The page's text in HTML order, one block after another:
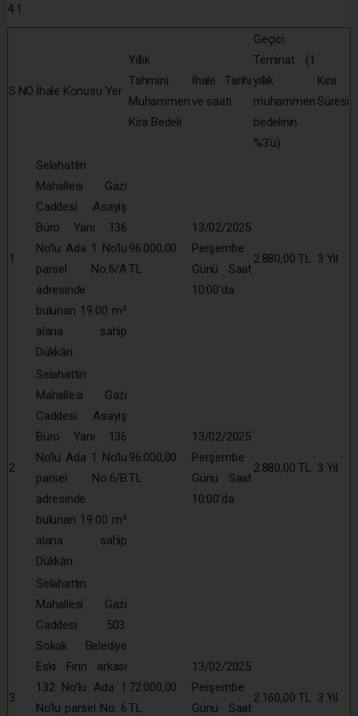
4.1
S.NO İhale Konusu Yer
Yıllık
Tahmini
Muhammen
Kira Bedeli
İhale Tarihi
ve saati
Geçici
Teminat (1
yıllık
muhammen
bedelinin
%3’ü)
Kira
Süresi
1
Selahattin
Mahallesi Gazi
Caddesi Asayiş
Büro Yanı 136
No’lu Ada 1 No’lu
parsel No:6/A
adresinde
bulunan 19.00 m²
alana sahip
Dükkân
96.000,00
TL
13/02/2025
Perşembe
Günü Saat
10:00’da
2.880,00 TL 3 Yıl
2
Selahattin
Mahallesi Gazi
Caddesi Asayiş
Büro Yanı 136
No’lu Ada 1 No’lu
parsel No:6/B
adresinde
bulunan 19.00 m²
alana sahip
Dükkân
96.000,00
TL
13/02/2025
Perşembe
Günü Saat
10:00’da
2.880,00 TL 3 Yıl
3
Selahattin
Mahallesi Gazi
Caddesi 503.
Sokak Belediye
Eski Fırın arkası
132 No’lu Ada 1
No’lu parsel No: 6
72.000,00
TL
13/02/2025
Perşembe
Günü Saat
2.160,00 TL 3 Yıl